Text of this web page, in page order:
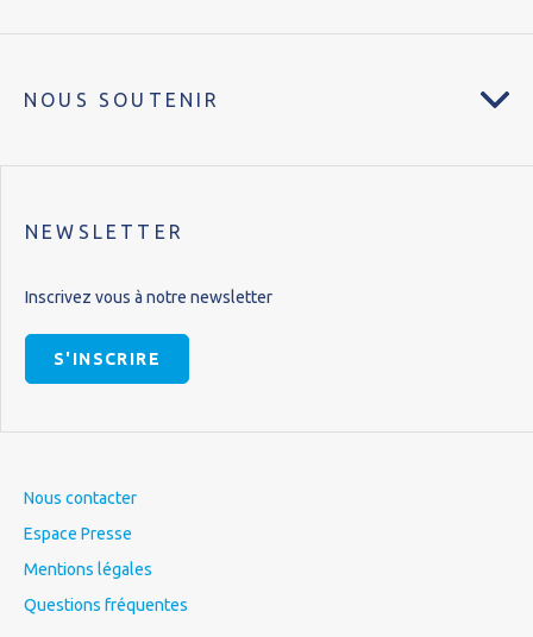
NOUS SOUTENIR
NEWSLETTER
Inscrivez vous à notre newsletter
S'INSCRIRE
Nous contacter
Espace Presse
Mentions légales
Questions fréquentes